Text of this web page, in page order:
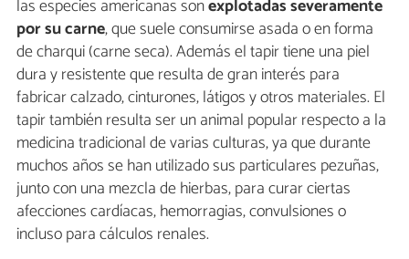
las especies americanas sonexplotadas severamente
por su carne, que suele consumirse asada o en forma
de charqui (carne seca). Además el tapir tiene una piel
dura y resistente que resulta de gran interés para
fabricar calzado, cinturones, látigos y otros materiales. El
tapir también resulta ser un animal popular respecto a la
medicina tradicional de varias culturas, ya que durante
muchos años se han utilizado sus particulares pezuñas,
junto con una mezcla de hierbas, para curar ciertas
afecciones cardíacas, hemorragias, convulsiones o
incluso para cálculos renales.